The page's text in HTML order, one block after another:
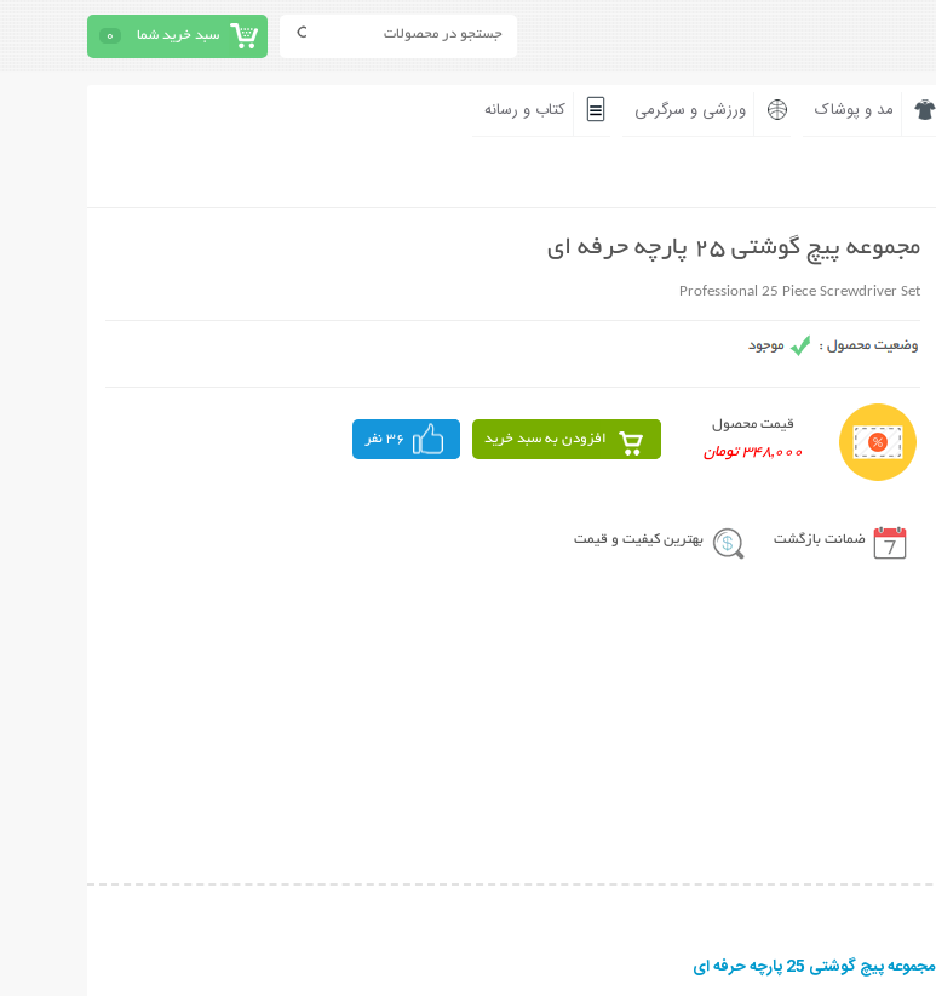
سبد خرید شما 0
مد و پوشاک ورزشی و سرگرمی کتاب و رسانه
مجموعه پیچ گوشتی 25 پارچه حرفه ای
Professional 25 Piece Screwdriver Set
قیمت محصول
348,000 تومان
افزودن به سبد خرید 36 نفر
ضمانت بازگشت بهترین کیفیت و قیمت
مجموعه پیچ گوشتی 25 پارچه حرفه ای